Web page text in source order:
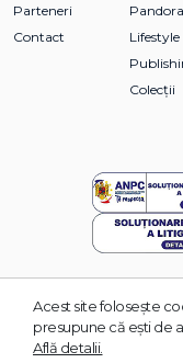
Parteneri
Contact
Lifestyle
Colecții
© 2026 Grupul
Acest site foloseşte
presupune că eşti de
Află detalii.